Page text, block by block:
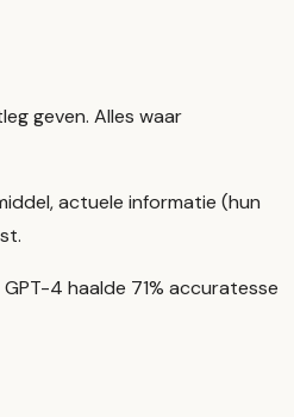
geven. Alles waar
actuele informatie (hun
4 haalde 71% accuratesse